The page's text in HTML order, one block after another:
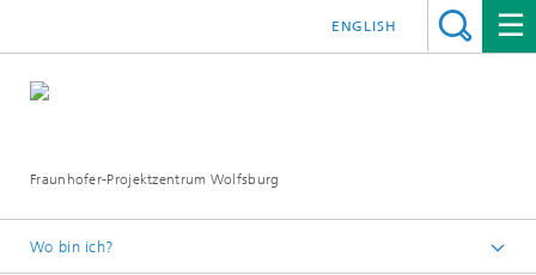
Fraunhofer-Projektzentrum Wolfsburg
ENGLISH
Wo bin ich?